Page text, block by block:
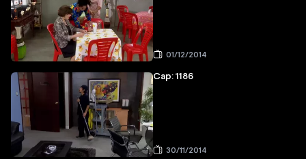
01/12/2014
Cap: 1186
30/11/2014